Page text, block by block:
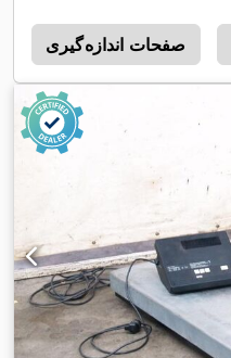
صفحات اندازه‌گیری